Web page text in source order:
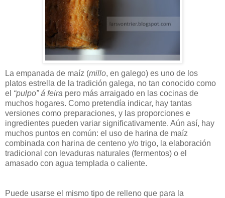
La empanada de maíz (millo, en galego) es uno de los
platos estrella de la tradición galega, no tan conocido como
el “pulpo” á feira pero más arraigado en las cocinas de
muchos hogares. Como pretendía indicar, hay tantas
versiones como preparaciones, y las proporciones e
ingredientes pueden variar significativamente. Aún así, hay
muchos puntos en común: el uso de harina de maíz
combinada con harina de centeno y/o trigo, la elaboración
tradicional con levaduras naturales (fermentos) o el
amasado con agua templada o caliente.
Puede usarse el mismo tipo de relleno que para la